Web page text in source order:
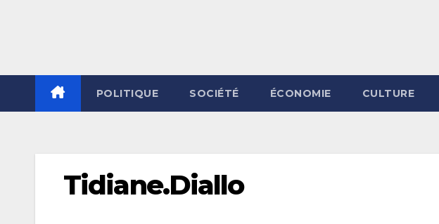
POLITIQUE SOCIÉTÉ ÉCONOMIE CULTURE
Tidiane.Diallo